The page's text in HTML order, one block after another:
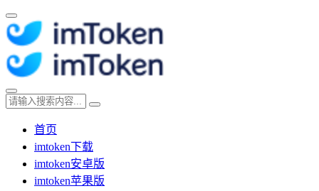
首页
imtoken下载
imtoken安卓版
imtoken苹果版